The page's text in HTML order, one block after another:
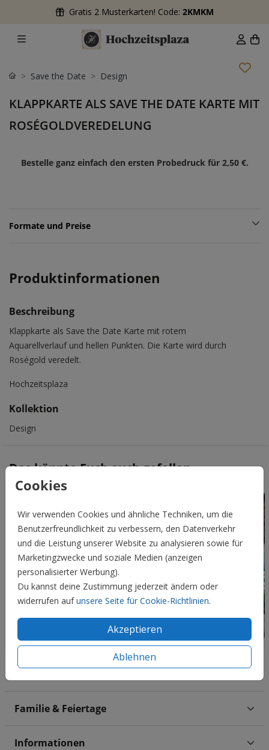
Gratis 2 Musterkarten! Code: 2KMKM
Cookies
Wir verwenden Cookies und ähnliche Techniken, um die
Benutzerfreundlichkeit zu verbessern, den Datenverkehr
und die Leistung unserer Website zu analysieren sowie für
Marketingzwecke und soziale Medien (anzeigen
personalisierter Werbung).
Du kannst deine Zustimmung jederzeit ändern oder
widerrufen aufunsere Seite für Cookie-Richtlinien.
Akzeptieren
Ablehnen
Save the Date Design
KLAPPKARTE ALS SAVE THE DATE KARTE MIT
ROSÉGOLDVEREDELUNG
Bestelle ganz einfach den ersten Probedruck für 2,50 €.
Formate und Preise
Produktinformationen
Beschreibung
Klappkarte als Save the Date Karte mit rotem
Aquarellverlauf und hellen Punkten. Die Karte wird durch
Roségold veredelt.
Hochzeitsplaza
Kollektion
Design
Das könnte Euch auch gefallen
Familie & Feiertage
Informationen